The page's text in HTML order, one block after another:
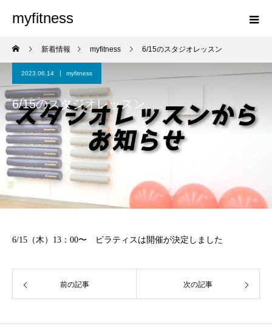
myfitness
新着情報 myfitness 6/15のスタジオレッスン
2023.06.14 myfitness
6/15のスタジオレッスン
6/15（木）13：00〜 ピラティスは開催が決定しました
前の記事 次の記事